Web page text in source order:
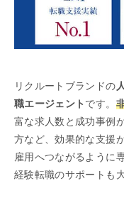
リクルートブランドの
職エージェント です。
富な求人数と成功事例
方など、効果的な支援
雇用へつながるように
経験転職のサポートも